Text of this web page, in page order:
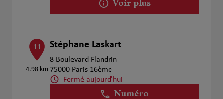
Voir plus
11
4.98 km
Stéphane Laskart
8 Boulevard Flandrin
75000 Paris 16ème
Fermé aujourd'hui
Numéro